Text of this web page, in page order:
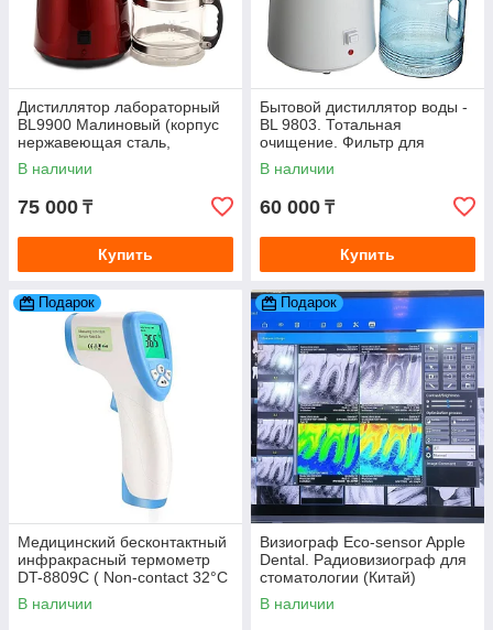
Дистиллятор лабораторный
BL9900 Малиновый (корпус
нержавеющая сталь,
стеклянная ёмкость)
В наличии
75 000 ₸
Купить
Бытовой дистиллятор воды -
BL 9803. Тотальная
очищение. Фильтр для
очистки воды
В наличии
60 000 ₸
Купить
Подарок
Медицинский бесконтактный
инфракрасный термометр
DT-8809С ( Non-contact 32°C
~ 42,5°C )
В наличии
Подарок
Визиограф Eco-sensor Apple
Dental. Радиовизиограф для
стоматологии (Китай)
В наличии